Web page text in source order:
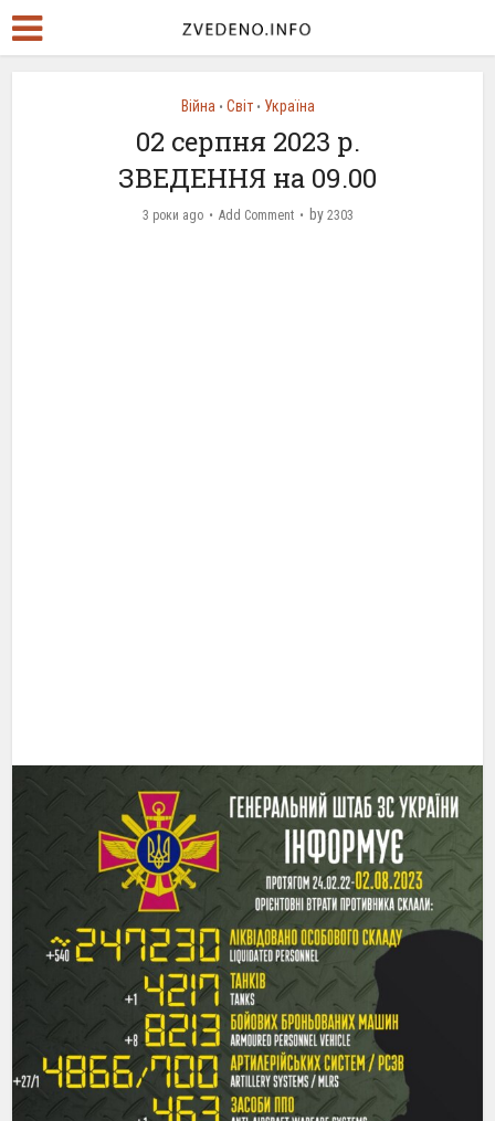
Війна • Світ • Україна
02 серпня 2023 р.
ЗВЕДЕННЯ на 09.00
3 роки ago Add Comment by 2303